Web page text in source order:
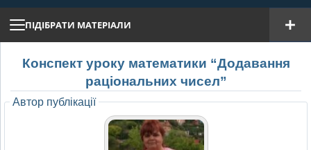
ПІДІБРАТИ МАТЕРІАЛИ
Конспект уроку математики “Додавання
раціональних чисел”
Автор публікації